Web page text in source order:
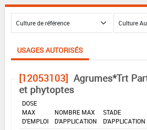
USAGES AUTORISÉS
[12053103] Agrumes*Trt
et phytoptes
DOSE
MAX
D'EMPLOI
NOMBRE MAX
D'APPLICATION
STADE
D'APPLICATION